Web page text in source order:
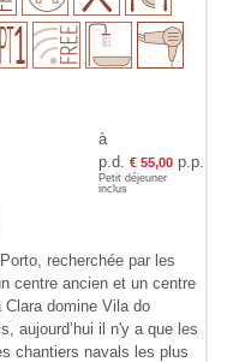
à
p.d. € 55,00p.p.
Petit déjeuner
inclus
recherchée par les
centre ancien et un centre
Clara domine Vila do
aujourd’hui il n'y a que les
chantiers navals les plus